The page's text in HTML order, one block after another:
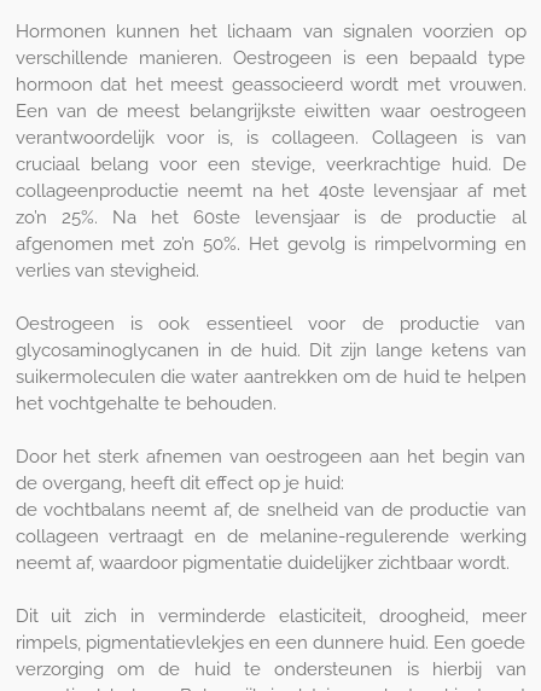
Hormonen kunnen het lichaam van signalen voorzien op
verschillende manieren. Oestrogeen is een bepaald type
hormoon dat het meest geassocieerd wordt met vrouwen.
Een van de meest belangrijkste eiwitten waar oestrogeen
verantwoordelijk voor is, is collageen. Collageen is van
cruciaal belang voor een stevige, veerkrachtige huid. De
collageenproductie neemt na het 40ste levensjaar af met
zo’n 25%. Na het 60ste levensjaar is de productie al
afgenomen met zo’n 50%. Het gevolg is rimpelvorming en
verlies van stevigheid.
Oestrogeen is ook essentieel voor de productie van
glycosaminoglycanen in de huid. Dit zijn lange ketens van
suikermoleculen die water aantrekken om de huid te helpen
het vochtgehalte te behouden.
Door het sterk afnemen van oestrogeen aan het begin van
de overgang, heeft dit effect op je huid:
de vochtbalans neemt af, de snelheid van de productie van
collageen vertraagt en de melanine-regulerende werking
neemt af, waardoor pigmentatie duidelijker zichtbaar wordt.
Dit uit zich in verminderde elasticiteit, droogheid, meer
rimpels, pigmentatievlekjes en een dunnere huid. Een goede
verzorging om de huid te ondersteunen is hierbij van